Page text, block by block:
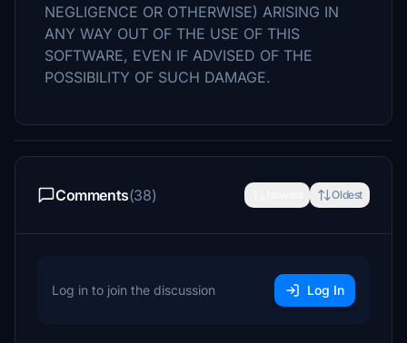
NEGLIGENCE OR OTHERWISE) ARISING IN
ANY WAY OUT OF THE USE OF THIS
SOFTWARE, EVEN IF ADVISED OF THE
POSSIBILITY OF SUCH DAMAGE.
Comments(38) Oldest
Log in to join the discussion Log In